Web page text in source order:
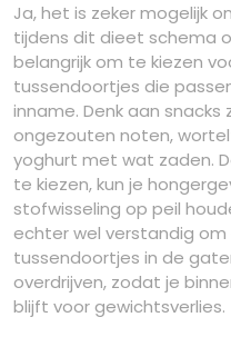
Ja, het is zeker mogelijk
tijdens dit dieet schema
belangrijk om te kiezen
tussendoortjes die
inname. Denk aan
ongezouten noten,
yoghurt met wat zaden.
te kiezen, kun je
stofwisseling op peil
echter wel verstandig
tussendoortjes in de
overdrijven, zodat je
blijft voor gewichtsverlies.